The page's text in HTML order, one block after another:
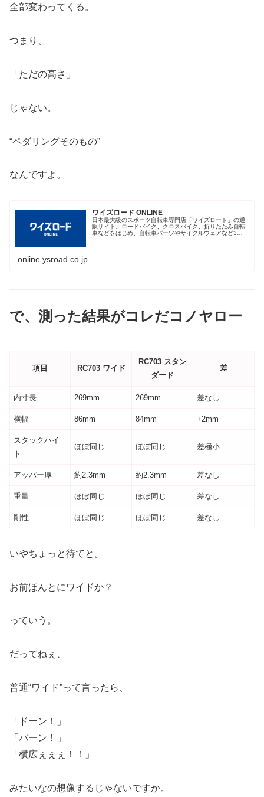
全部変わってくる。
つまり、
「ただの高さ」
じゃない。
“ペダリングそのもの”
なんですよ。
ワイズロード ONLINE
日本最大級のスポーツ自転車専門店「ワイズロード」の通
販サイト。ロードバイク、クロスバイク、折りたたみ自転
車などをはじめ、自転車パーツやサイクルウェアなど3万
online.ysroad.co.jp
で、測った結果がコレだコノヤロー
項目 RC703 ワイド
RC703 スタン
ダード
差
内寸長 269mm 269mm 差なし
横幅 86mm 84mm +2mm
スタックハイ
ト
ほぼ同じ ほぼ同じ 差極小
アッパー厚 約2.3mm 約2.3mm 差なし
重量 ほぼ同じ ほぼ同じ 差なし
剛性 ほぼ同じ ほぼ同じ 差なし
いやちょっと待てと。
お前ほんとにワイドか？
っていう。
だってねぇ、
普通“ワイド”って言ったら、
「ドーン！」
「バーン！」
「横広ぇぇぇ！！」
みたいなの想像するじゃないですか。